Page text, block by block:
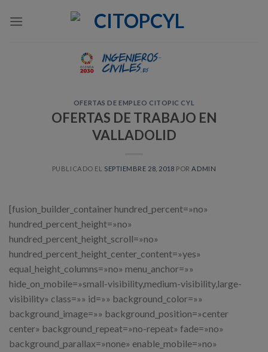
OFERTAS DE EMPLEO CITOPIC CYL
OFERTAS DE TRABAJO EN
VALLADOLID
PUBLICADO EL SEPTIEMBRE 28, 2018 PORADMIN
[fusion_builder_container hundred_percent=»no»
hundred_percent_height=»no»
hundred_percent_height_scroll=»no»
hundred_percent_height_center_content=»yes»
equal_height_columns=»no» menu_anchor=»»
hide_on_mobile=»small-visibility,medium-visibility,large-
visibility» class=»» id=»» background_color=»»
background_image=»» background_position=»center
center» background_repeat=»no-repeat» fade=»no»
background_parallax=»none» enable_mobile=»no»